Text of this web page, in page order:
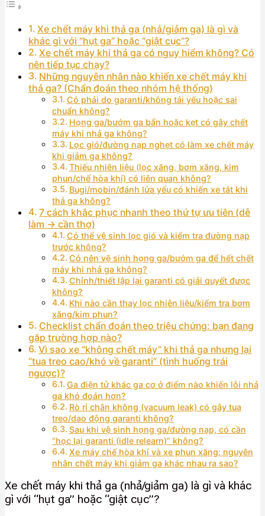
Xe chết máy khi thả ga (nhả/giảm ga) là gì và
khác gì với “hụt ga” hoặc “giật cục”?
Xe chết máy khi thả ga có nguy hiểm không? Có
nên tiếp tục chạy?
Những nguyên nhân nào khiến xe chết máy khi
thả ga? (Chẩn đoán theo nhóm hệ thống)
Có phải do garanti/không tải yếu hoặc sai
chuẩn không?
Họng ga/bướm ga bẩn hoặc kẹt có gây chết
máy khi nhả ga không?
Lọc gió/đường nạp nghẹt có làm xe chết máy
khi giảm ga không?
Thiếu nhiên liệu (lọc xăng, bơm xăng, kim
phun/chế hòa khí) có liên quan không?
Bugi/mobin/đánh lửa yếu có khiến xe tắt khi
thả ga không?
7 cách khắc phục nhanh theo thứ tự ưu tiên (dễ
làm → cần thợ)
Có thể vệ sinh lọc gió và kiểm tra đường nạp
trước không?
Có nên vệ sinh họng ga/bướm ga để hết chết
máy khi nhả ga không?
Chỉnh/thiết lập lại garanti có giải quyết được
không?
Khi nào cần thay lọc nhiên liệu/kiểm tra bơm
xăng/kim phun?
Checklist chẩn đoán theo triệu chứng: bạn đang
gặp trường hợp nào?
Vì sao xe “không chết máy” khi thả ga nhưng lại
“tua treo cao/khó về garanti” (tình huống trái
ngược)?
Ga điện tử khác ga cơ ở điểm nào khiến lỗi nhả
ga khó đoán hơn?
Rò rỉ chân không (vacuum leak) có gây tua
treo/dao động garanti không?
Sau khi vệ sinh họng ga/đường nạp, có cần
“học lại garanti (idle relearn)” không?
Xe máy chế hòa khí và xe phun xăng: nguyên
nhân chết máy khi giảm ga khác nhau ra sao?
Xe chết máy khi thả ga (nhả/giảm ga) là gì và khác
gì với “hụt ga” hoặc “giật cục”?